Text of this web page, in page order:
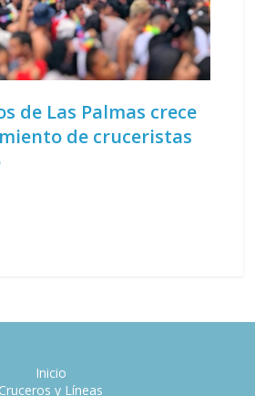
de Las Palmas crece
de cruceristas
Inicio
Cruceros y Líneas